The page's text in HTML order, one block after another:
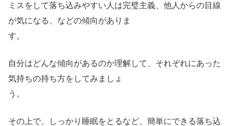
ミスをして落ち込みやすい人は完璧主義、他人からの目線
が気になる、などの傾向がありま
す。
自分はどんな傾向があるのか理解して、それぞれにあった
気持ちの持ち方をしてみましょ
う。
その上で、しっかり睡眠をとるなど、簡単にできる落ち込